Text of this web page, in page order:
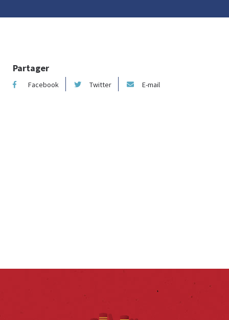
Partager
Facebook Twitter E-mail